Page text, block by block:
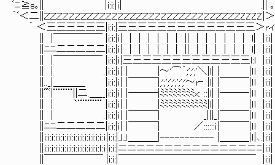
ﾞﾆ≧s｡|| |i:i:|ｉ| .|| ｡
｀ﾞ＜二||ＺＺＺＺＺＺＺＺＺＺＺＺＺＺＺＺＺＺＺＺＺＺＺＺＺＺＺＺＺＺＺＺ
｀ ＜三三三三三三|i:i:|三三三三三三三三三三三三三三＞r
|| |￣￣￣￣￣ |i:i:|ｉ| | | | | | | || | | | | | | l| |i:i|
||ﾆﾆ二二二二二|i:i:|ｉ| | | | | | | || | | | | | | l| |i:i|
|| |￣￣￣￣￣ |i:i:|ｉ|三三三三三三三三三三三三三l:l |i:i|
|| | .|i:i:|ｉ| | |～'⌒´;';';'＼|l| | |ｌl |i:i|
||.._|＿＿＿_ |i:i:|ｉ| |￣￣￣|;';';';';';';'～r‐ |l| |￣￣￣|ｌl |i:i|
||~ﾞ|¨¨¨¨||二.＿__|i:i:|ｉ| |───|ﾐﾐﾐﾐﾐﾐﾐﾐx: ::|l| |───|ｌl |i:i|
|| | `¨¨¨¨¨ |i:i:|ｉ| | |ﾐﾐﾐﾐﾐﾐﾐﾐﾐﾐﾐ|l| | |ｌl |i:i|
|| | .|i:i:|ｉ| |￣￣￣| _|||_|￣￣￣|ｌl |i:i|
||ﾆﾆ二二二二二|i:i:|ｉ| |￣￣￣| ／::::::ｉ|￣￣￣|ｌl |i:i|
||i:i:i:i:i:i:i:i:i:i:i:i:i:i:i:ｉ:ｉ|i:i:|」」＿＿＿|----------- |＿＿＿|ｌ|､.|i:i|
||i:i:i:i:i:i:i:i:i:i:i:i:i:i:i:ｌ:ｉ|i:i:|ニニニニニニニニニニニニニニニﾆ|i:i|
||￣￣￣￣￣￣ |i:i:|￣￣￣￣￣￣￣￣￣￣￣￣￣￣ |i:i|